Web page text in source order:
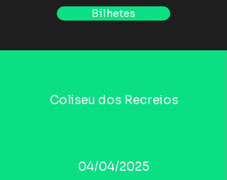
Bilhetes
Coliseu dos Recreios
04/04/2025